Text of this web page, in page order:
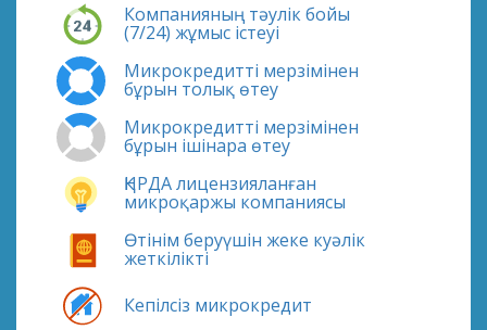
Компанияның тәулік бойы
(7/24) жұмыс істеуі
Микрокредитті мерзімінен
бұрын толық өтеу
Микрокредитті мерзімінен
бұрын ішінара өтеу
ҚНРДА лицензияланған
микроқаржы компаниясы
Өтінім беруүшін жеке куәлік
жеткілікті
Кепілсіз микрокредит